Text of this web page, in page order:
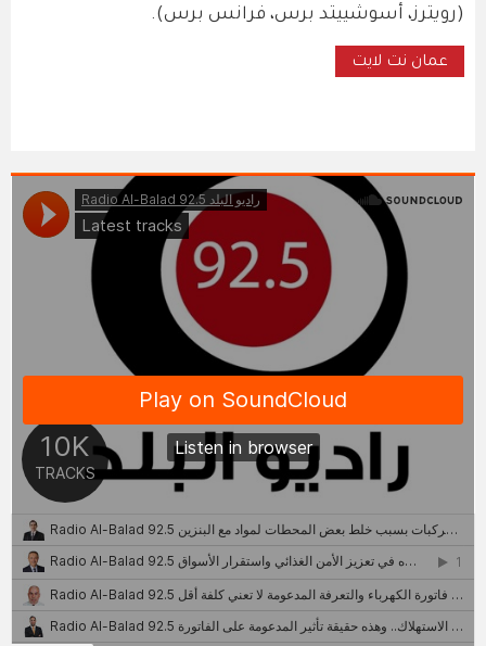
(رويترز، أسوشييتد برس، فرانس برس).
عمان نت لايت